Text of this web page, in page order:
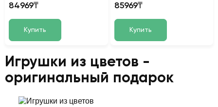
84969₸
Купить
85969₸
Купить
Игрушки из цветов -
оригинальный подарок